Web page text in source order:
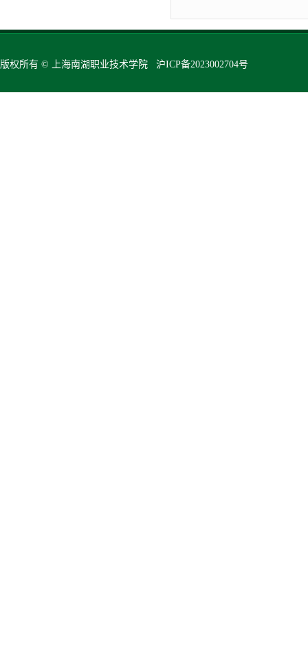
版权所有 © 上海南湖职业技术学院 沪ICP备2023002704号